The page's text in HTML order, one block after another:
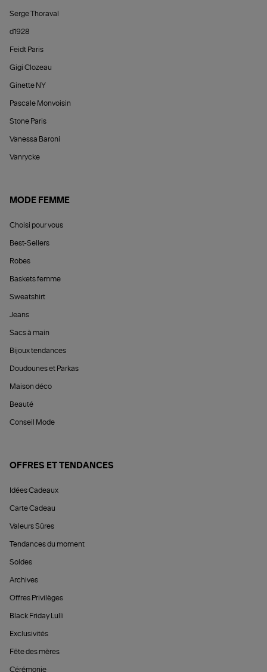
Serge Thoraval
d1928
Feidt Paris
Gigi Clozeau
Ginette NY
Pascale Monvoisin
Stone Paris
Vanessa Baroni
Vanrycke
MODE FEMME
Choisi pour vous
Best-Sellers
Robes
Baskets femme
Sweatshirt
Jeans
Sacs à main
Bijoux tendances
Doudounes et Parkas
Maison déco
Beauté
Conseil Mode
OFFRES ET TENDANCES
Idées Cadeaux
Carte Cadeau
Valeurs Sûres
Tendances du moment
Soldes
Archives
Offres Privilèges
Black Friday Lulli
Exclusivités
Fête des mères
Cérémonie